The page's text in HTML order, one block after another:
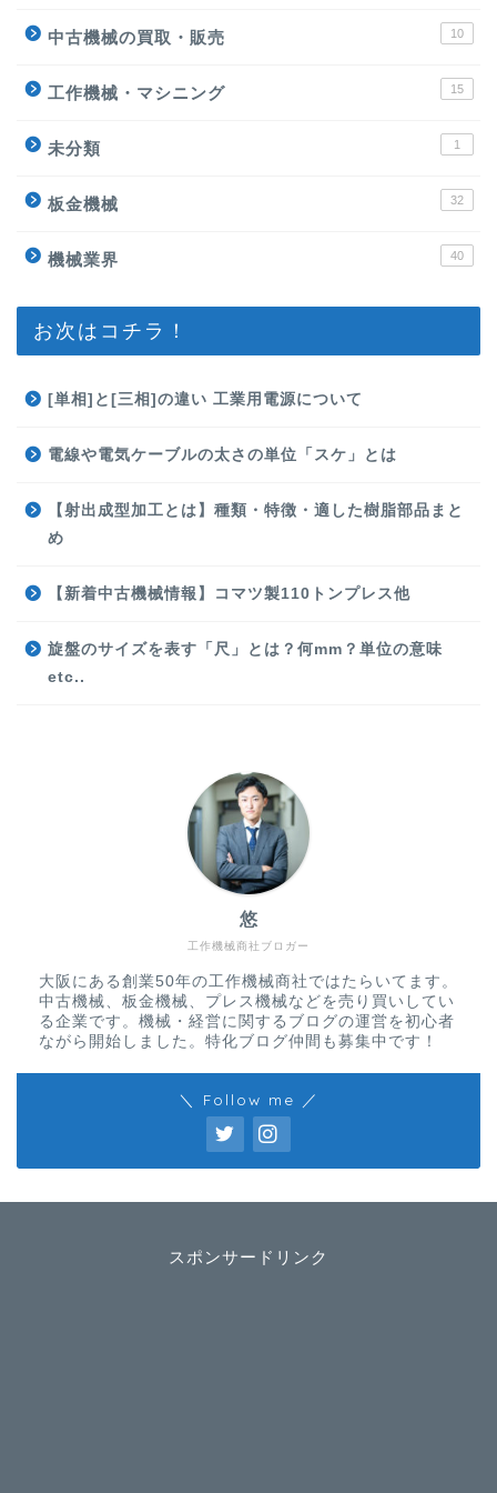
中古機械の買取・販売 10
工作機械・マシニング 15
未分類 1
板金機械 32
機械業界 40
お次はコチラ！
[単相]と[三相]の違い 工業用電源について
電線や電気ケーブルの太さの単位「スケ」とは
【射出成型加工とは】種類・特徴・適した樹脂部品まと
め
【新着中古機械情報】コマツ製110トンプレス他
旋盤のサイズを表す「尺」とは？何mm？単位の意味
etc..
工作機械商社ブロガー
悠
大阪にある創業50年の工作機械商社ではたらいてます。
中古機械、板金機械、プレス機械などを売り買いしてい
る企業です。機械・経営に関するブログの運営を初心者
ながら開始しました。特化ブログ仲間も募集中です！
＼ Follow me ／
スポンサードリンク